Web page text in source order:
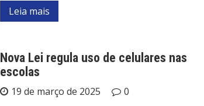
Leia mais
Nova Lei regula uso de celulares nas
escolas
19 de março de 2025
0